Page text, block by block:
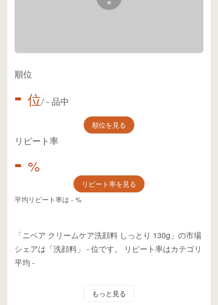
順位
- 位/- 品中
順位を見る
リピート率
- %
リピート率を見る
平均リピート率は - %
「ニベア クリームケア洗顔料 しっとり 130g」の市場
シェアは「洗顔料」 -位です。
リピート率はカテゴリ
平均 -
もっと見る